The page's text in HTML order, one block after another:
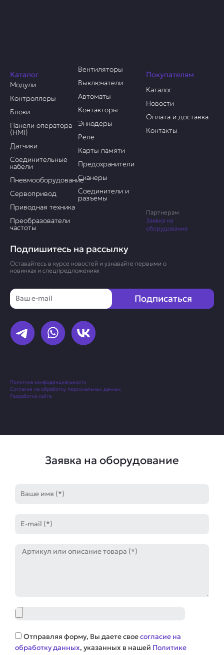
Подпишитесь на рассылку
Оставайтесь в курсе новостей и узнавайте первыми о
новинках и спецпредложениях
Email
Подписаться
Политика конфиденциальности
Согласие на обработку персональных данных
Разработка сайта
Каталог
Модули
Контроллеры
Блоки
Панели оператора
(HMI)
Датчики
Соединительные
кабели
Пневмооборудование
Сервопривод
Приводная техника
Преобразователи
частоты
Вентиляторы
Выключатели
Автоматы
Контакторы
Энкодеры
Реле
Карты памяти
Предохранители
Сканеры
Соединители и
разъемы
Покупателям
Каталог
Новости
Оплата и доставка
Контакты
Партнерам
Заявка на
оборудование
Заявка на оборудование
mail
Артикул
Файл
Соглашение
Отправляя форму, Вы даете своесогласие на
обработку данных, указанных в нашей Политике